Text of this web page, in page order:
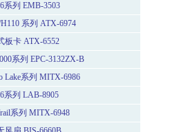
系列 EMB-3503
系列 ATX-6974
板卡 ATX-6552
系列 EPC-3132ZX-B
Lake系列 MITX-6986
系列 LAB-8905
系列 MITX-6948